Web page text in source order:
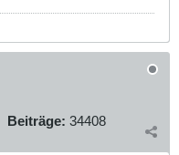
Beiträge: 34408